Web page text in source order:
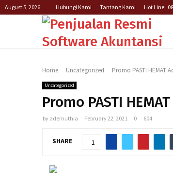
August 5, 2026 Hubungi Kami Tantang Kami Hot Line :
Home Uncategorized Promo PASTI HEMAT
Uncategorized
Promo PASTI
by ademuthia February 22, 2021 0 604
SHARE 1